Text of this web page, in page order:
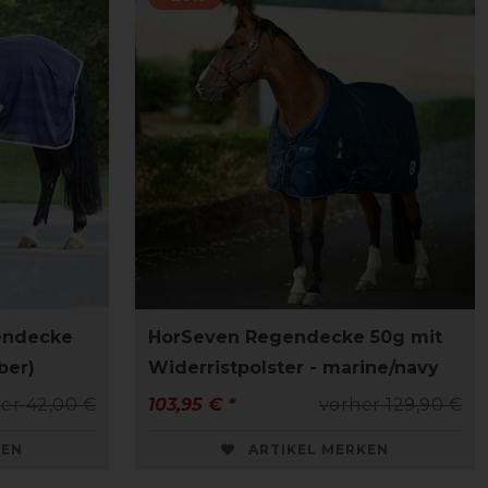
42,00 €
HorSeven Regendecke 50g mit
Widerristpolster - marine/navy
vorher 129,90 €
103,95 € *
ARTIKEL MERKEN